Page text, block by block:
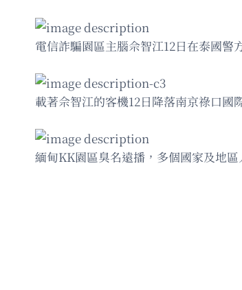
電信詐騙園區主腦佘智江12日在泰國
-c3
載著佘智江的客機12日降落南京祿口國
緬甸KK園區臭名遠播，多個國家及地